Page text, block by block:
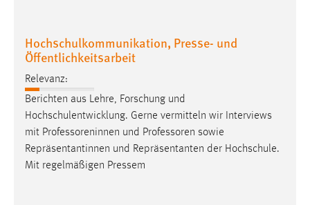
Hochschulkommunikation, Presse- und
Öffentlichkeitsarbeit
Relevanz:
Berichten aus Lehre, Forschung und
Hochschulentwicklung. Gerne vermitteln wir Interviews
mit Professoreninnen und Professoren sowie
Repräsentantinnen und Repräsentanten der Hochschule.
Mit regelmäßigen Pressem